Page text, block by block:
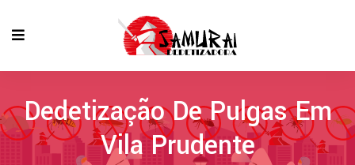
Dedetização De Pulgas Em
Vila Prudente